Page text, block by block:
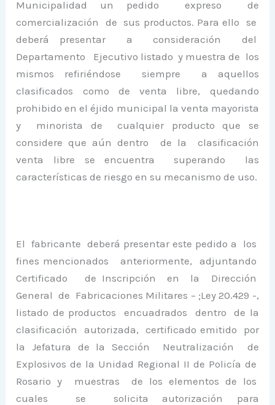
Municipalidad un pedido expreso de
comercialización de sus productos. Para ello se
deberá presentar a consideración del
Departamento Ejecutivo listado y muestra de los
mismos refiriéndose siempre a aquellos
clasificados como de venta libre, quedando
prohibido en el éjido municipal la venta mayorista
y minorista de cualquier producto que se
considere que aún dentro de la clasificación
venta libre se encuentra superando las
características de riesgo en su mecanismo de uso.
El fabricante deberá presentar este pedido a los
fines mencionados anteriormente, adjuntando
Certificado de Inscripción en la Dirección
General de Fabricaciones Militares – ;Ley 20.429 -,
listado de productos encuadrados dentro de la
clasificación autorizada, certificado emitido por
la Jefatura de la Sección Neutralización de
Explosivos de la Unidad Regional II de Policía de
Rosario y muestras de los elementos de los
cuales se solicita autorización para